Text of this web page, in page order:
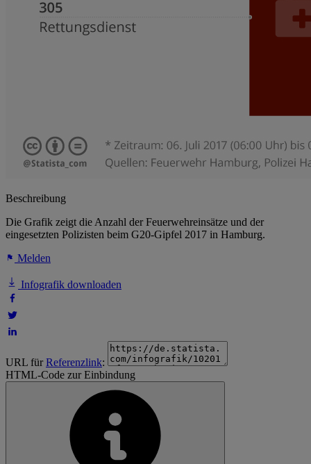
Beschreibung
Die Grafik zeigt die Anzahl der Feuerwehreinsätze und der
eingesetzten Polizisten beim G20-Gipfel 2017 in Hamburg.
Melden
Infografik downloaden
URL fürReferenzlink:
HTML-Code zur Einbindung